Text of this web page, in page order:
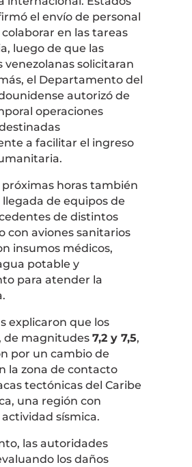
el envío de personal
en las tareas
luego de que las
venezolanas solicitaran
el Departamento del
autorizó de
operaciones
a facilitar el ingreso
horas también
llegada de equipos de
de distintos
con aviones sanitarios
insumos médicos,
potable y
para atender la
explicaron que los
de magnitudes 7,2 y 7,5,
por un cambio de
la zona de contacto
tectónicas del Caribe
una región con
sísmica.
las autoridades
los daños